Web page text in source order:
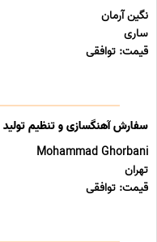
نگین آرمان
ساری
قیمت: توافقی
سفارش آهنگسازی و تنظیم
Mohammad Ghorbani
تهران
قیمت: توافقی